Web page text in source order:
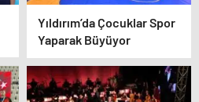
Yıldırım’da Çocuklar Spor
Yaparak Büyüyor